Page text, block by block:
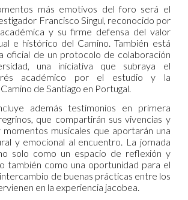
más emotivos del foro será el
Francisco Singul, reconocido por
y su firme defensa del valor
e histórico del Camino. También está
oficial de un protocolo de colaboración
una iniciativa que subraya el
académico por el estudio y la
de Santiago en Portugal.
además testimonios en primera
que compartirán sus vivencias y
momentos musicales que aportarán una
y emocional al encuentro. La jornada
solo como un espacio de reflexión y
también como una oportunidad para el
de buenas prácticas entre los
en la experiencia jacobea.